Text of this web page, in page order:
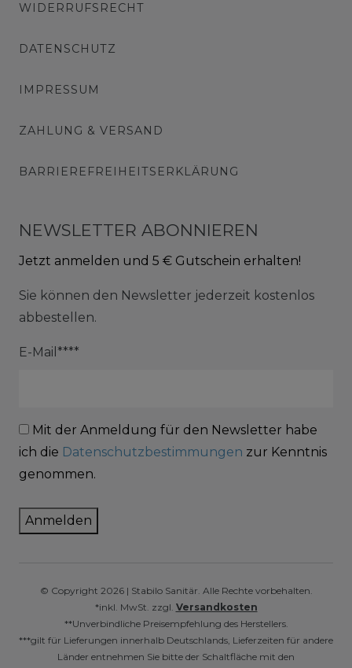
WIDERRUFSRECHT
DATENSCHUTZ
IMPRESSUM
ZAHLUNG & VERSAND
BARRIEREFREIHEITSERKLÄRUNG
NEWSLETTER ABONNIEREN
Jetzt anmelden und 5 € Gutschein erhalten!
Sie können den Newsletter jederzeit kostenlos
abbestellen.
E-Mail****
Mit der Anmeldung für den Newsletter habe
ich die Datenschutzbestimmungen zur Kenntnis
genommen.
Anmelden
© Copyright 2026 | Stabilo Sanitär. Alle Rechte vorbehalten.
*inkl. MwSt. zzgl. Versandkosten
**Unverbindliche Preisempfehlung des Herstellers.
***gilt für Lieferungen innerhalb Deutschlands, Lieferzeiten für andere
Länder entnehmen Sie bitte der Schaltfläche mit den